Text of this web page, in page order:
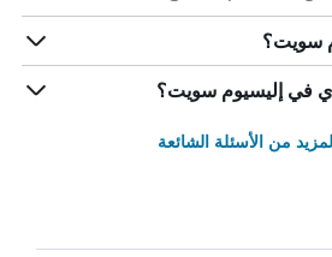
سويت؟
في إليسيوم سويت؟
من الأسئلة الشائعة